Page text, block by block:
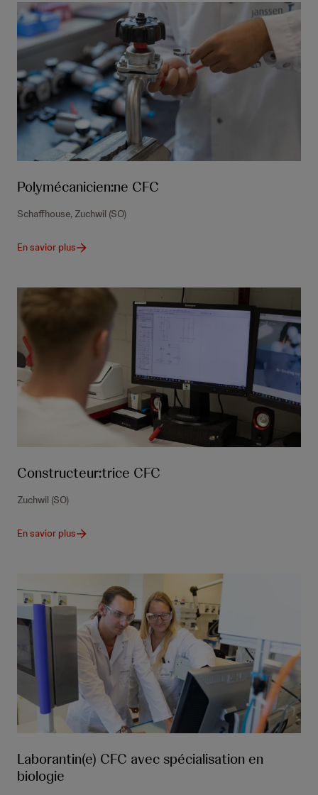
Polymécanicien:ne CFC
Schaffhouse, Zuchwil (SO)
En savior plus
Constructeur:trice CFC
Zuchwil (SO)
En savior plus
Laborantin(e) CFC avec spécialisation en
biologie